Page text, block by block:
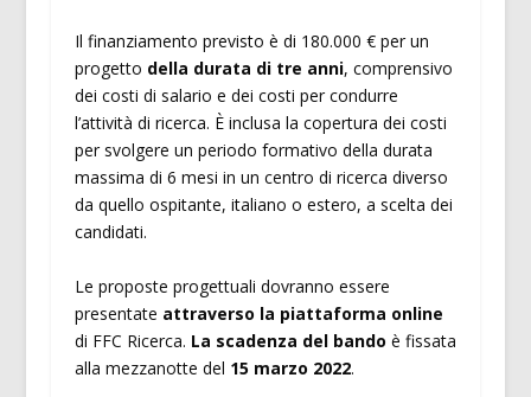
Il finanziamento previsto è di 180.000 € per un
progetto della durata di tre anni, comprensivo
dei costi di salario e dei costi per condurre
l’attività di ricerca. È inclusa la copertura dei costi
per svolgere un periodo formativo della durata
massima di 6 mesi in un centro di ricerca diverso
da quello ospitante, italiano o estero, a scelta dei
candidati.
Le proposte progettuali dovranno essere
presentate attraverso la piattaforma online
di FFC Ricerca. La scadenza del bando è fissata
alla mezzanotte del 15 marzo 2022.